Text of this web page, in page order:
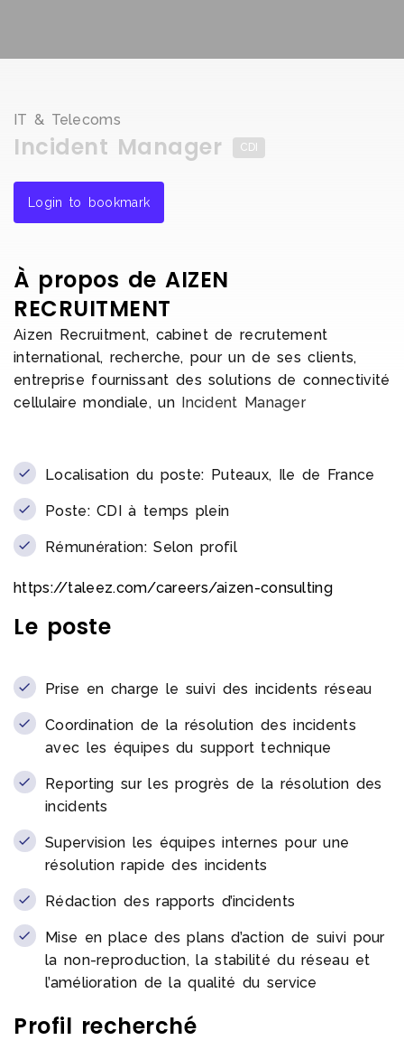
IT & Telecoms
Incident Manager CDI
Login to bookmark
À propos de AIZEN
RECRUITMENT
Aizen Recruitment, cabinet de recrutement
international, recherche, pour un de ses clients,
entreprise fournissant des solutions de connectivité
cellulaire mondiale, unIncident Manager
Localisation du poste: Puteaux, Ile de France
Poste: CDI à temps plein
Rémunération: Selon profil
https://taleez.com/careers/aizen-consulting
Le poste
Prise en charge le suivi des incidents réseau
Coordination de la résolution des incidents
avec les équipes du support technique
Reporting sur les progrès de la résolution des
incidents
Supervision les équipes internes pour une
résolution rapide des incidents
Rédaction des rapports d’incidents
Mise en place des plans d’action de suivi pour
la non-reproduction, la stabilité du réseau et
l’amélioration de la qualité du service
Profil recherché